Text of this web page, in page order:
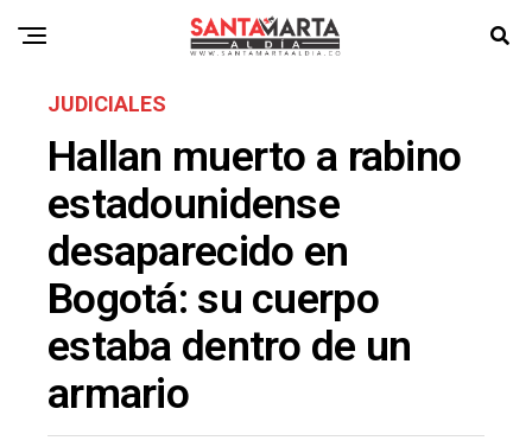
JUDICIALES
Hallan muerto a rabino
estadounidense
desaparecido en
Bogotá: su cuerpo
estaba dentro de un
armario